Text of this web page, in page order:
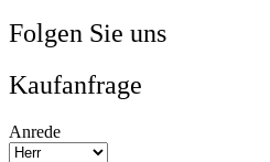
Folgen Sie uns
Kaufanfrage
Anrede